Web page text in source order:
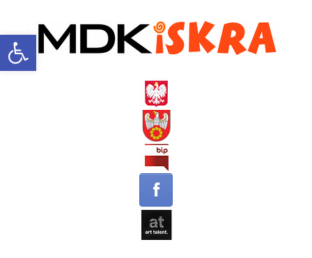
Open toolbar